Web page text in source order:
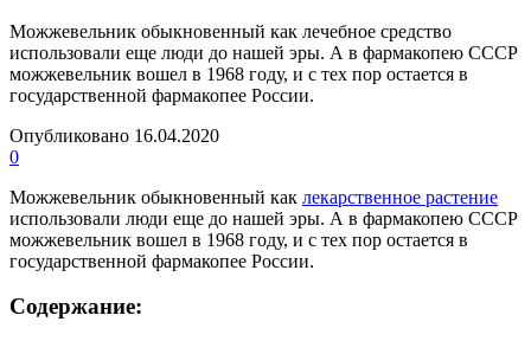
Можжевельник обыкновенный как лечебное средство
использовали еще люди до нашей эры. А в фармакопею СССР
можжевельник вошел в 1968 году, и с тех пор остается в
государственной фармакопее России.
Опубликовано 16.04.2020
0
Можжевельник обыкновенный как лекарственное растение
использовали люди еще до нашей эры. А в фармакопею СССР
можжевельник вошел в 1968 году, и с тех пор остается в
государственной фармакопее России.
Содержание: